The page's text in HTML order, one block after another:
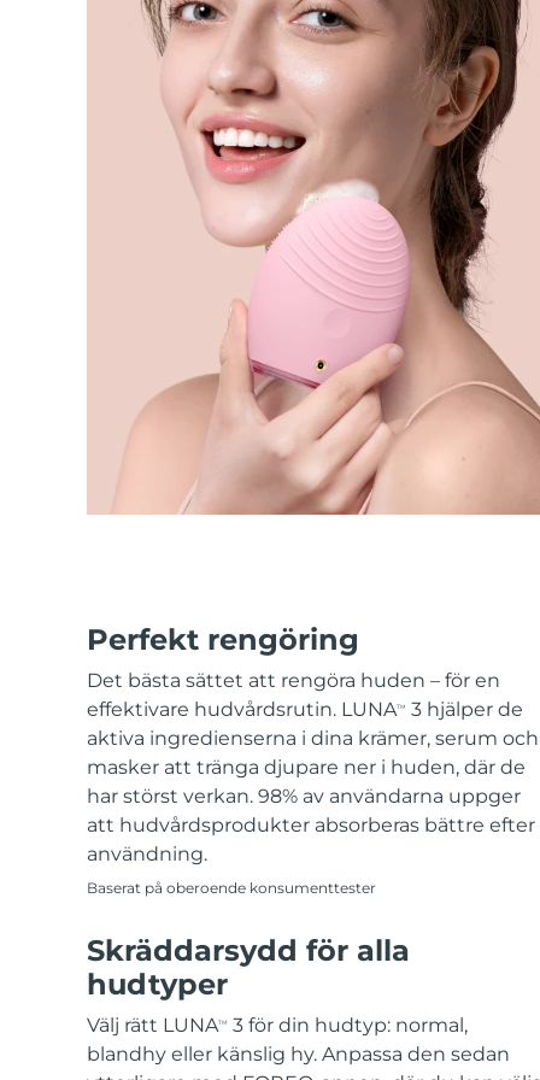
Perfekt rengöring
Det bästa sättet att rengöra huden – för en
effektivare hudvårdsrutin. LUNATM
3 hjälper de
aktiva ingredienserna i dina krämer, serum och
masker att tränga djupare ner i huden, där de
har störst verkan. 98% av användarna uppger
att hudvårdsprodukter absorberas bättre efter
användning.
Baserat på oberoende konsumenttester
Skräddarsydd för alla
hudtyper
Välj rätt LUNATM
3 för din hudtyp: normal,
blandhy eller känslig hy. Anpassa den sedan